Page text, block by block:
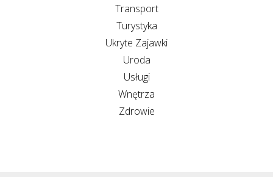
Transport
Turystyka
Ukryte Zajawki
Uroda
Usługi
Wnętrza
Zdrowie